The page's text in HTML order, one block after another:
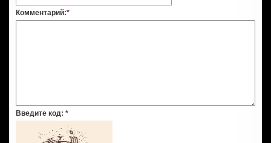
Комментарий:*
Введите код: *